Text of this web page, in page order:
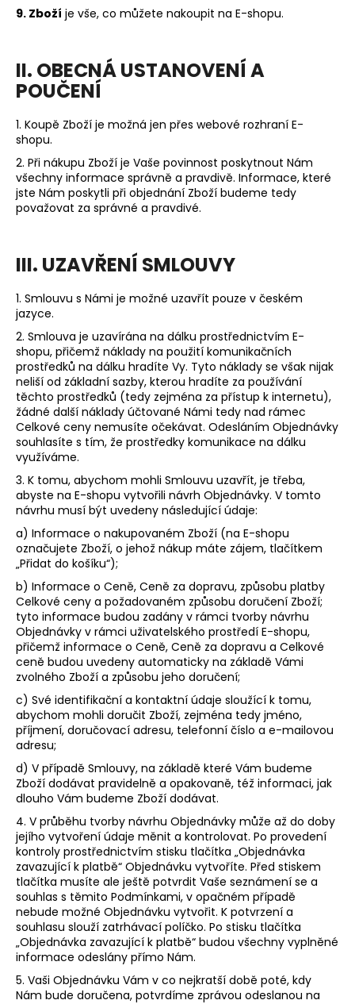
9. Zboží je vše, co můžete nakoupit na E-shopu.
II. OBECNÁ USTANOVENÍ A
POUČENÍ
1. Koupě Zboží je možná jen přes webové rozhraní E-
shopu.
2. Při nákupu Zboží je Vaše povinnost poskytnout Nám
všechny informace správně a pravdivě. Informace, které
jste Nám poskytli při objednání Zboží budeme tedy
považovat za správné a pravdivé.
III. UZAVŘENÍ SMLOUVY
1. Smlouvu s Námi je možné uzavřít pouze v českém
jazyce.
2. Smlouva je uzavírána na dálku prostřednictvím E-
shopu, přičemž náklady na použití komunikačních
prostředků na dálku hradíte Vy. Tyto náklady se však nijak
neliší od základní sazby, kterou hradíte za používání
těchto prostředků (tedy zejména za přístup k internetu),
žádné další náklady účtované Námi tedy nad rámec
Celkové ceny nemusíte očekávat. Odesláním Objednávky
souhlasíte s tím, že prostředky komunikace na dálku
využíváme.
3. K tomu, abychom mohli Smlouvu uzavřít, je třeba,
abyste na E-shopu vytvořili návrh Objednávky. V tomto
návrhu musí být uvedeny následující údaje:
a) Informace o nakupovaném Zboží (na E-shopu
označujete Zboží, o jehož nákup máte zájem, tlačítkem
„Přidat do košíku“);
b) Informace o Ceně, Ceně za dopravu, způsobu platby
Celkové ceny a požadovaném způsobu doručení Zboží;
tyto informace budou zadány v rámci tvorby návrhu
Objednávky v rámci uživatelského prostředí E-shopu,
přičemž informace o Ceně, Ceně za dopravu a Celkové
ceně budou uvedeny automaticky na základě Vámi
zvolného Zboží a způsobu jeho doručení;
c) Své identifikační a kontaktní údaje sloužící k tomu,
abychom mohli doručit Zboží, zejména tedy jméno,
příjmení, doručovací adresu, telefonní číslo a e-mailovou
adresu;
d) V případě Smlouvy, na základě které Vám budeme
Zboží dodávat pravidelně a opakovaně, též informaci, jak
dlouho Vám budeme Zboží dodávat.
4. V průběhu tvorby návrhu Objednávky může až do doby
jejího vytvoření údaje měnit a kontrolovat. Po provedení
kontroly prostřednictvím stisku tlačítka „Objednávka
zavazující k platbě“ Objednávku vytvoříte. Před stiskem
tlačítka musíte ale ještě potvrdit Vaše seznámení se a
souhlas s těmito Podmínkami, v opačném případě
nebude možné Objednávku vytvořit. K potvrzení a
souhlasu slouží zatrhávací políčko. Po stisku tlačítka
„Objednávka zavazující k platbě“ budou všechny vyplněné
informace odeslány přímo Nám.
5. Vaši Objednávku Vám v co nejkratší době poté, kdy
Nám bude doručena, potvrdíme zprávou odeslanou na